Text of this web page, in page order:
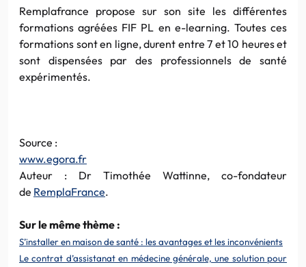
Remplafrance propose sur son site les différentes
formations agréées FIF PL en e-learning. Toutes ces
formations sont en ligne, durent entre 7 et 10 heures et
sont dispensées par des professionnels de santé
expérimentés.
Source :
www.egora.fr
Auteur : Dr Timothée Wattinne, co-fondateur
de RemplaFrance.
Sur le même thème :
S’installer en maison de santé : les avantages et les inconvénients
Le contrat d’assistanat en médecine générale, une solution pour